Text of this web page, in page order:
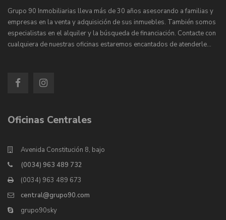
Grupo 90 Inmobiliarias lleva más de 30 años asesorando a familias y
empresas en la venta y adquisición de sus inmuebles. También somos
especialistas en el alquiler y la búsqueda de financiación. Contacte con
cualquiera de nuestras oficinas estaremos encantados de atenderle…
Oficinas Centrales
Avenida Constitución 8, bajo
(0034) 963 489 732
(0034) 963 489 673
central@grupo90.com
grupo90sky